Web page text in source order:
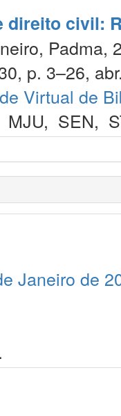
direito civil:
Padma,
p. 3–26,
Virtual de
MJU, SEN,
Janeiro de